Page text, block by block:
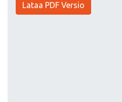
Lataa PDF Versio